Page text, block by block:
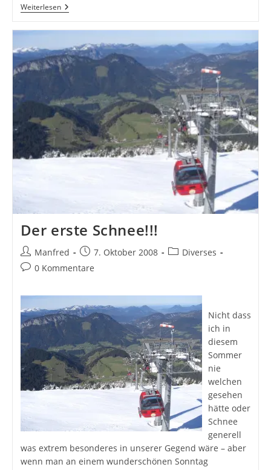
WeiterlesenPost
Von
Der erste Schnee!!!
Beitrags-
Autor:
Manfred
Beitrag
veröffentlicht:
7. Oktober 2008
Beitrags-
Diverses
Beitrags-
0 Kommentare
Nicht dass
ich in
diesem
Sommer
nie
welchen
gesehen
hätte oder
Schnee
generell
was extrem besonderes in unserer Gegend wäre – aber
wenn man an einem wunderschönen Sonntag